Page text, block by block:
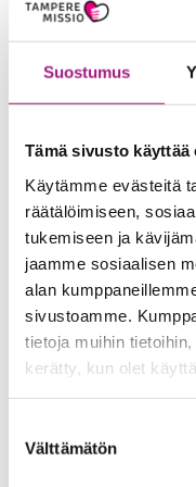
Suostumus
Tämä sivusto käyttää
Käytämme evästeitä
räätälöimiseen,
tukemiseen ja
jaamme sosiaalisen
alan
sivustoamme.
tietoja muihin
kerätty, kun olet
valinta
Välttämätön
Puhuessa katsotaan
selkeästi antaen
Kuunnellaan ja
tunnun. Muistetaan,
Kun sairaus on
tuottaminen enää
muistisairas ei enää
kädestä kiinni,
Hoivakodin